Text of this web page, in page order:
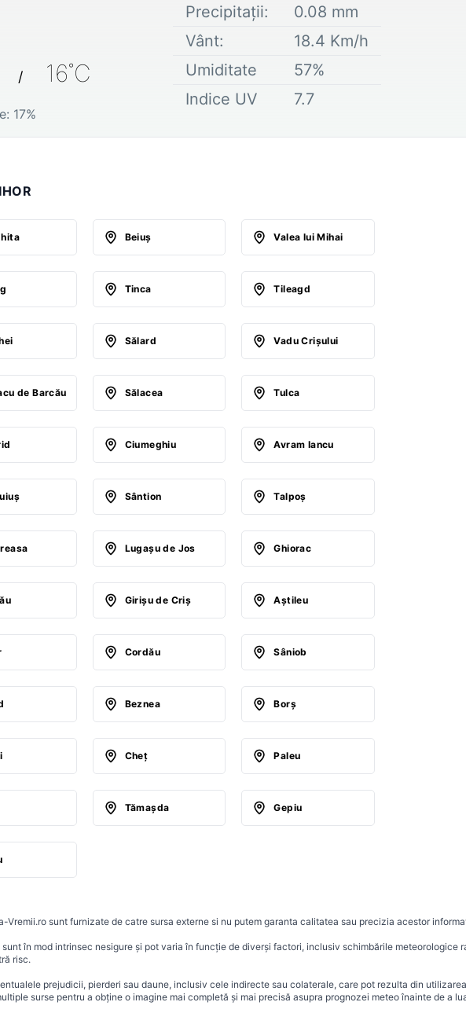
/ 16˚C
17%
Precipitații: 0.08 mm
Vânt:
18.4 Km/h
Umiditate
57%
Indice UV
7.7
Beiuş Valea lui Mihai
Tinca Tileagd
Sălard Vadu Crişului
de Barcău Sălacea Tulca
Ciumeghiu Avram Iancu
Sântion Talpoş
Lugaşu de Jos Ghiorac
Girişu de Criş Aştileu
Cordău Sâniob
Beznea Borş
Cheţ Paleu
Tămaşda Gepiu
Vremii.ro sunt furnizate de catre sursa externe si nu putem garanta calitatea sau precizia acestor
în mod intrinsec nesigure și pot varia în funcție de diverși factori, inclusiv schimbările meteorologice
risc.
prejudicii, pierderi sau daune, inclusiv cele indirecte sau colaterale, care pot rezulta din
surse pentru a obține o imagine mai completă și mai precisă asupra prognozei meteo înainte de a